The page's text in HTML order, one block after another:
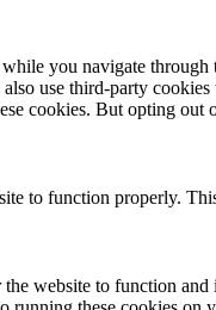
you navigate
use third-party
cookies. But opting
to function properly.
website to function